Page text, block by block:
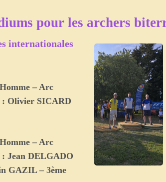
pour les archers
internationales
– Arc
: Olivier SICARD
– Arc
: Jean DELGADO
GAZIL – 3ème